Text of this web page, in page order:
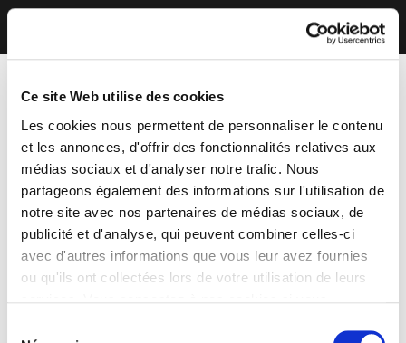
Ce site Web utilise des cookies
Les cookies nous permettent de personnaliser le contenu
et les annonces, d'offrir des fonctionnalités relatives aux
médias sociaux et d'analyser notre trafic. Nous
partageons également des informations sur l'utilisation de
notre site avec nos partenaires de médias sociaux, de
publicité et d'analyse, qui peuvent combiner celles-ci
avec d'autres informations que vous leur avez fournies
ou qu'ils ont collectées lors de votre utilisation de leurs